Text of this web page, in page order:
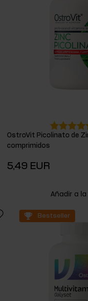
OstroVit Picolinato de
comprimidos
5,49 EUR
Añadir a
Bestseller